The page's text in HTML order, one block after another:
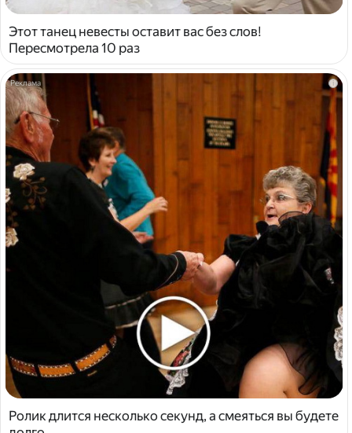
Этот танец невесты оставит вас без слов!
Пересмотрела 10 раз
i
Ролик длится несколько секунд, а смеяться вы будете